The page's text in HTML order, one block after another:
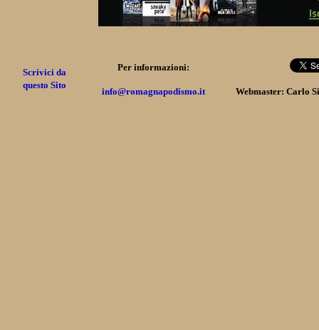
Scrivici da
questo Sito
Per informazioni:
info@romagnapodismo.it Webmaster: Carlo